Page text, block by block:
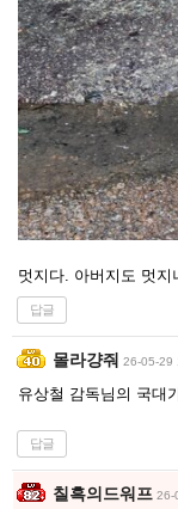
멋지다. 아버지도 멋
답글
몰라걍줘 26-05-29
유상철 감독님의 국대
답글
칠흑의드워프 26-